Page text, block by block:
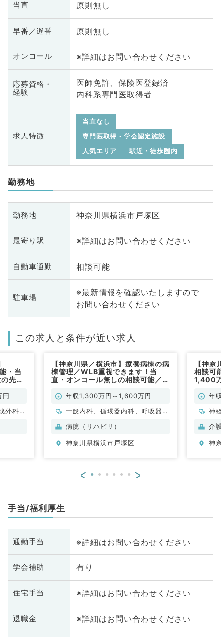
当直 原則無し
早番／遅番 原則無し
オンコール ※詳細はお問い合わせください
応募資格・
経験
医師免許、保険医登録済
内科系専門医取得者
求人特徴
当直なし
専門医取得・学会認定施設
人気エリア
駅近・徒歩圏内
勤務地
勤務地 神奈川県横浜市戸塚区
最寄り駅 ※詳細はお問い合わせください
自動車通勤 相談可能
駐車場
※最新情報を確認いたしますので
お問い合わせください
この求人と条件が近い求人
・当
先生
円
外科、
【神奈川県／横浜市】療養病棟の病
棟管理／WLB重視できます！当
直・オンコール無しの相談可能／週
ンのお仕事です／救急指定無し（内
年収1,300万円～1,600万円
一般内科、循環器内科、呼吸器内
科、消化器内科、内分泌・代謝内
病院（リハビリ）
神奈川県横浜市戸塚区
【神
相談可
1,400
年
神
科
内
介
神
< >
手当/福利厚生
通勤手当 ※詳細はお問い合わせください
学会補助 有り
住宅手当 ※詳細はお問い合わせください
退職金 ※詳細はお問い合わせください